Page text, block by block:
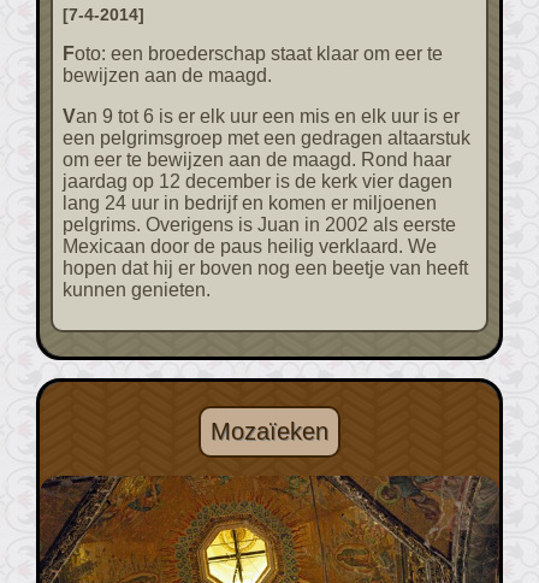
[7-4-2014]
Foto: een broederschap staat klaar om eer te
bewijzen aan de maagd.
Van 9 tot 6 is er elk uur een mis en elk uur is er
een pelgrimsgroep met een gedragen altaarstuk
om eer te bewijzen aan de maagd. Rond haar
jaardag op 12 december is de kerk vier dagen
lang 24 uur in bedrijf en komen er miljoenen
pelgrims. Overigens is Juan in 2002 als eerste
Mexicaan door de paus heilig verklaard. We
hopen dat hij er boven nog een beetje van heeft
kunnen genieten.
Mozaïeken